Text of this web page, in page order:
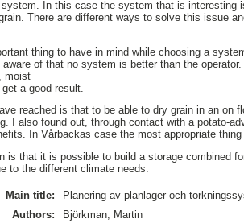
In this case the system that is interesting
There are different ways to solve this issue
thing to have in mind while choosing a
aware of that no system is better than the
moist
a good result.
reached is that to be able to dry grain in an on
I also found out, through contact with a potato-
In Vårbackas case the most appropriate
is that it is possible to build a storage combined
to the different climate needs.
Main title:
Planering av planlager och
Authors:
Björkman, Martin